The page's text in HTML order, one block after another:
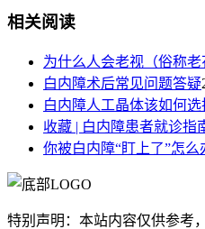
相关阅读
为什么人会老视（俗称老
白内障术后常见问题答疑
白内障人工晶体该如何选
收藏 | 白内障患者就诊指
你被白内障“盯上了”怎么
特别声明：本站内容仅供参考